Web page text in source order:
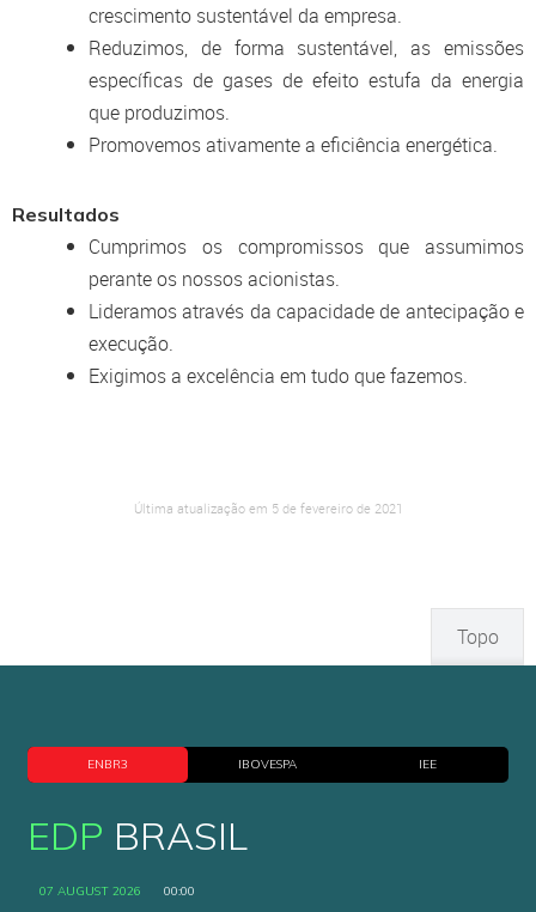
crescimento sustentável da empresa.
Reduzimos, de forma sustentável, as emissões
específicas de gases de efeito estufa da energia
que produzimos.
Promovemos ativamente a eficiência energética.
Resultados
Cumprimos os compromissos que assumimos
perante os nossos acionistas.
Lideramos através da capacidade de antecipação e
execução.
Exigimos a excelência em tudo que fazemos.
Última atualização em 5 de fevereiro de 2021
Topo
ENBR3 IBOVESPA IEE
EDP BRASIL
07 AUGUST 2026 00:00